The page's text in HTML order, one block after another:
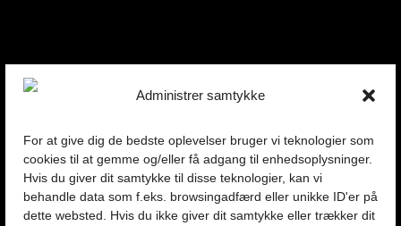
Administrer samtykke
For at give dig de bedste oplevelser bruger vi teknologier som
cookies til at gemme og/eller få adgang til enhedsoplysninger.
Hvis du giver dit samtykke til disse teknologier, kan vi
behandle data som f.eks. browsingadfærd eller unikke ID'er på
dette websted. Hvis du ikke giver dit samtykke eller trækker dit